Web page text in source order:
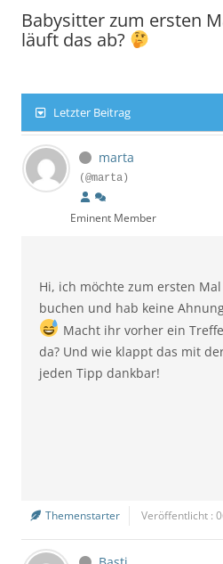
Babysitter zum ersten
läuft das ab?
Letzter Beitrag
marta
(@marta)
Eminent Member
Hi, ich möchte zum ersten
buchen und hab keine
Macht ihr vorher ein
da? Und wie klappt das mit
jeden Tipp dankbar!
Themenstarter Veröffentlicht :